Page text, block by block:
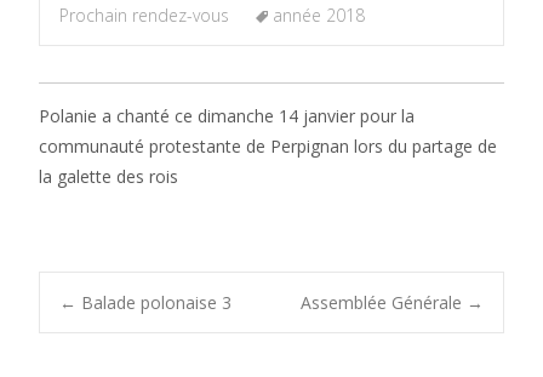
Prochain rendez-vous
année 2018
Polanie a chanté ce dimanche 14 janvier pour la
communauté protestante de Perpignan lors du partage de
la galette des rois
Post
← Balade polonaise 3 Assemblée Générale →